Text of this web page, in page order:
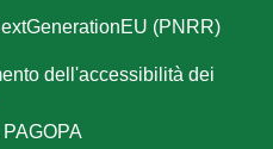
(PNRR)
dell'accessibilità dei